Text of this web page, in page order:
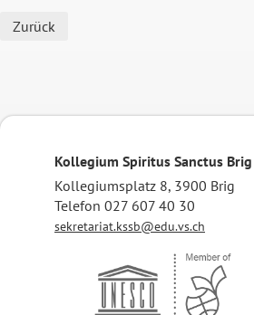
Zurück
Kollegium Spiritus Sanctus Brig
Kollegiumsplatz 8, 3900 Brig
Telefon 027 607 40 30
sekretariat.kssb@edu.vs.ch